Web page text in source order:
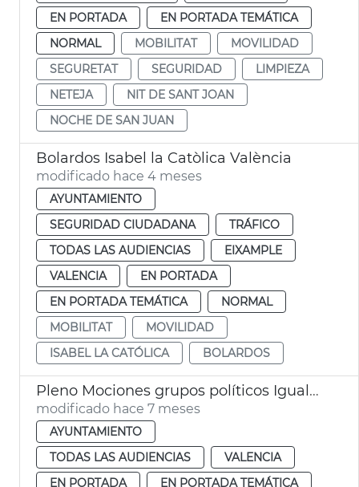
EN PORTADA
EN PORTADA TEMÁTICA
NORMAL
MOBILITAT
MOVILIDAD
SEGURETAT
SEGURIDAD
LIMPIEZA
NETEJA
NIT DE SANT JOAN
NOCHE DE SAN JUAN
Bolardos Isabel la Catòlica València
modificado hace 4 meses
AYUNTAMIENTO
SEGURIDAD CIUDADANA
TRÁFICO
TODAS LAS AUDIENCIAS
EIXAMPLE
VALENCIA
EN PORTADA
EN PORTADA TEMÁTICA
NORMAL
MOBILITAT
MOVILIDAD
ISABEL LA CATÓLICA
BOLARDOS
Pleno Mociones grupos políticos Igualdad Movilidad
modificado hace 7 meses
AYUNTAMIENTO
TODAS LAS AUDIENCIAS
VALENCIA
EN PORTADA
EN PORTADA TEMÁTICA